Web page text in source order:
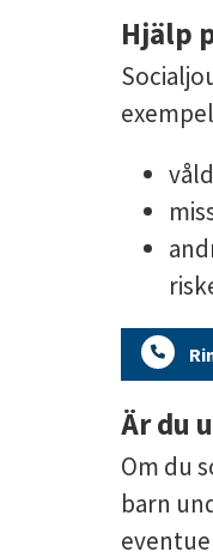
Hjälp
Är du
Om du
barn